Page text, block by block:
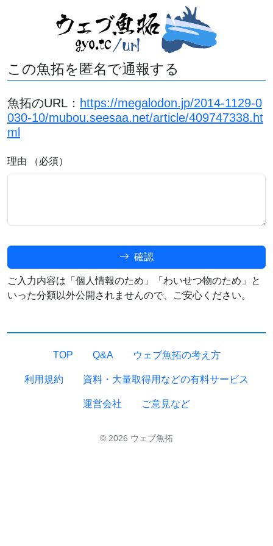
この魚拓を匿名で通報する
魚拓のURL： https://megalodon.jp/2014-1129-0
030-10/mubou.seesaa.net/article/409747338.ht
ml
理由 （必須）
確認
ご入力内容は「個人情報のため」「わいせつ物のため」と
いった分類以外公開されませんので、ご安心ください。
TOP Q&A ウェブ魚拓の考え方
利用規約 資料・大量取得用などの有料サービス
運営会社 ご意見など
© 2026 ウェブ魚拓